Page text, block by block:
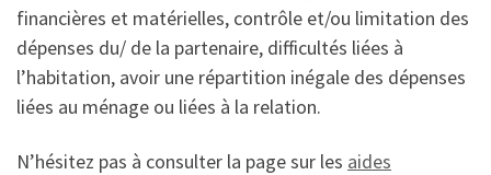
financières et matérielles, contrôle et/ou limitation des
dépenses du/ de la partenaire, difficultés liées à
l’habitation, avoir une répartition inégale des dépenses
liées au ménage ou liées à la relation.
N’hésitez pas à consulter la page sur les aides